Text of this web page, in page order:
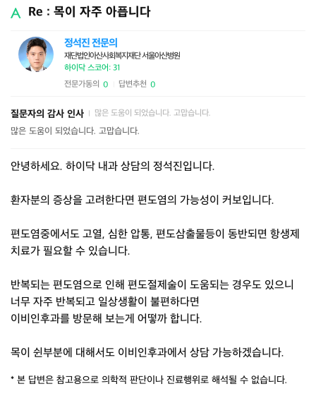
Re : 목이 자주 아픕니다
정석진 전문의
재단법인아산사회복지재단 서울아산병원
하이닥 스코어: 31
전문가동의 0 답변추천 0
질문자의 감사 인사 많은 도움이 되었습니다. 고맙습니다.
많은 도움이 되었습니다. 고맙습니다.
안녕하세요. 하이닥 내과 상담의 정석진입니다.
환자분의 증상을 고려한다면 편도염의 가능성이 커보입니다.
편도염중에서도 고열, 심한 압통, 편도삼출물등이 동반되면 항생제
치료가 필요할 수 있습니다.
반복되는 편도염으로 인해 편도절제술이 도움되는 경우도 있으니
너무 자주 반복되고 일상생활이 불편하다면
이비인후과를 방문해 보는게 어떻까 합니다.
목이 쉰부분에 대해서도 이비인후과에서 상담 가능하겠습니다.
* 본 답변은 참고용으로 의학적 판단이나 진료행위로 해석될 수 없습니다.